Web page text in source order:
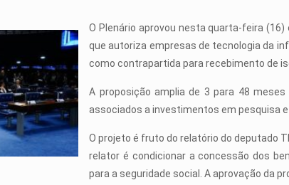
O Plenário aprovou nesta quarta-feira (16)
que autoriza empresas de tecnologia da
como contrapartida para recebimento de
A proposição amplia de 3 para 48
associados a investimentos em pesquisa
O projeto é fruto do relatório do deputado
relator é condicionar a concessão dos
para a seguridade social. A aprovação da